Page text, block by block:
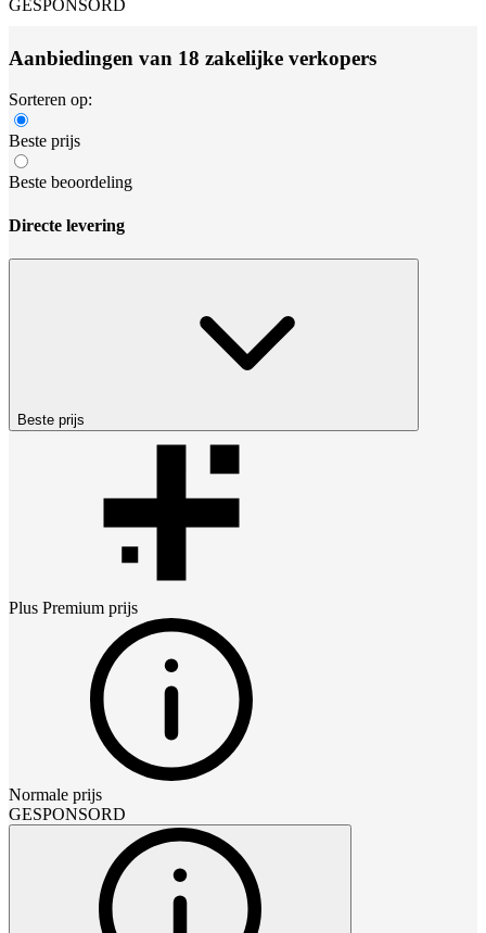
GESPONSORD
Aanbiedingen van 18 zakelijke verkopers
Sorteren op:
Beste prijs
Beste beoordeling
Directe levering
Beste prijs
Plus Premium prijs
Normale prijs
GESPONSORD